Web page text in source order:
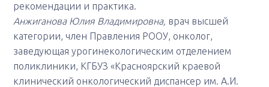
рекомендации и практика.
Анжиганова Юлия Владимировна, врач высшей
категории, член Правления РООУ, онколог,
заведующая урогинекологическим отделением
поликлиники, КГБУЗ «Красноярский краевой
клинический онкологический диспансер им. А.И.